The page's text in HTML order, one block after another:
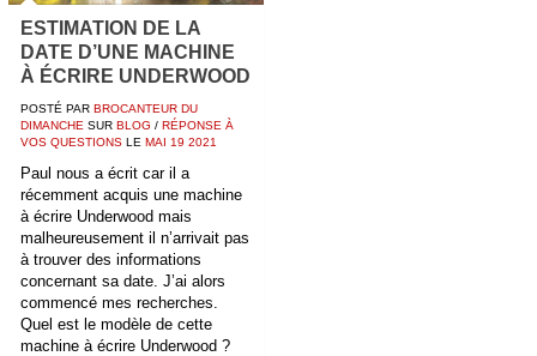
ESTIMATION DE LA
DATE D’UNE MACHINE
À ÉCRIRE UNDERWOOD
POSTÉ PAR BROCANTEUR DU
DIMANCHE SUR BLOG / RÉPONSE À
VOS QUESTIONS LE MAI 19 2021
Paul nous a écrit car il a
récemment acquis une machine
à écrire Underwood mais
malheureusement il n’arrivait pas
à trouver des informations
concernant sa date. J’ai alors
commencé mes recherches.
Quel est le modèle de cette
machine à écrire Underwood ?